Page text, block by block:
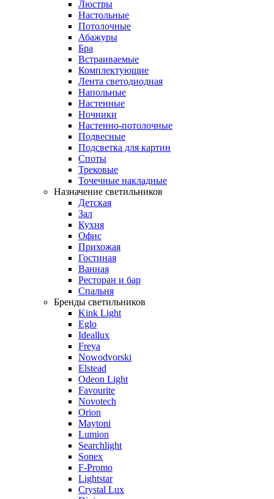
Люстры
Настольные
Потолочные
Абажуры
Бра
Встраиваемые
Комплектующие
Лента светодиодная
Напольные
Настенные
Ночники
Настенно-потолочные
Подвесные
Подсветка для картин
Споты
Трековые
Точечные накладные
Назначение светильников
Детская
Зал
Кухня
Офис
Прихожая
Гостиная
Ванная
Ресторан и бар
Спальня
Бренды светильников
Kink Light
Eglo
Ideallux
Freya
Nowodvorski
Elstead
Odeon Light
Favourite
Novotech
Orion
Maytoni
Lumion
Searchlight
Sonex
F-Promo
Lightstar
Crystal Lux